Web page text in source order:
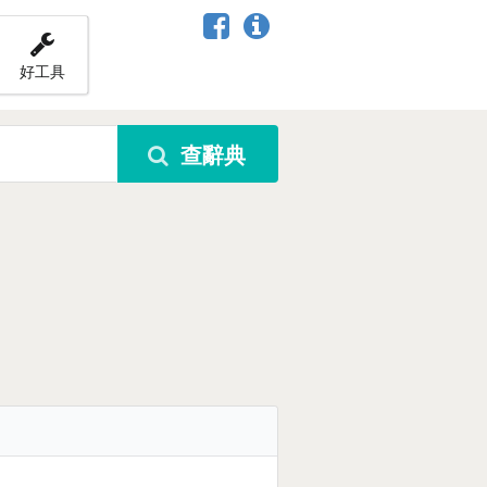
好工具
查辭典